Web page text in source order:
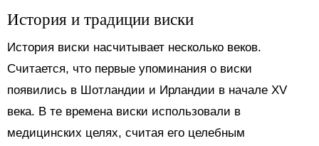
История и традиции виски
История виски насчитывает несколько веков.
Считается, что первые упоминания о виски
появились в Шотландии и Ирландии в начале XV
века. В те времена виски использовали в
медицинских целях, считая его целебным